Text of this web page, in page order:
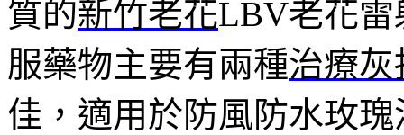
質的新竹老花LBV老花雷
服藥物主要有兩種治療
佳，適用於防風防水玫